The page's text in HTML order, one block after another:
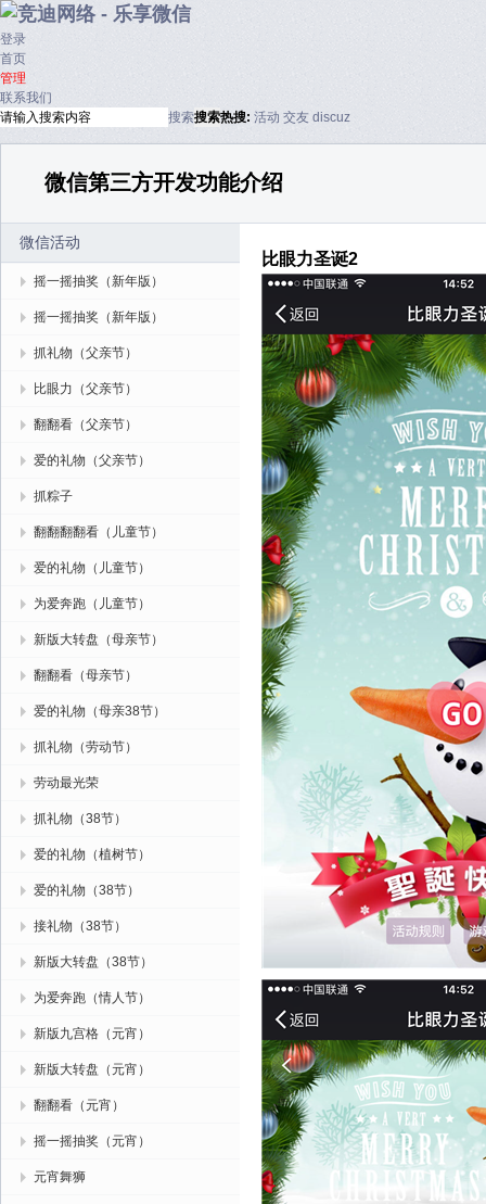
登录
首页
管理
联系我们
搜索搜索热搜: 活动 交友 discuz
微信第三方开发功能介绍
微信活动
摇一摇抽奖（新年版）
摇一摇抽奖（新年版）
抓礼物（父亲节）
比眼力（父亲节）
翻翻看（父亲节）
爱的礼物（父亲节）
抓粽子
翻翻翻翻看（儿童节）
爱的礼物（儿童节）
为爱奔跑（儿童节）
新版大转盘（母亲节）
翻翻看（母亲节）
爱的礼物（母亲38节）
抓礼物（劳动节）
劳动最光荣
抓礼物（38节）
爱的礼物（植树节）
爱的礼物（38节）
接礼物（38节）
新版大转盘（38节）
为爱奔跑（情人节）
新版九宫格（元宵）
新版大转盘（元宵）
翻翻看（元宵）
摇一摇抽奖（元宵）
元宵舞狮
比眼力圣诞2